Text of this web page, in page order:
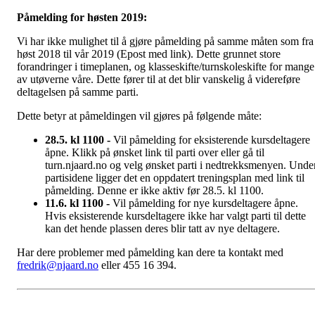
Påmelding for høsten 2019:
Vi har ikke mulighet til å gjøre påmelding på samme måten som fra
høst 2018 til vår 2019 (Epost med link). Dette grunnet store
forandringer i timeplanen, og klasseskifte/turnskoleskifte for mange
av utøverne våre. Dette fører til at det blir vanskelig å videreføre
deltagelsen på samme parti.
Dette betyr at påmeldingen vil gjøres på følgende måte:
28.5. kl 1100 - Vil påmelding for eksisterende kursdeltagere
åpne. Klikk på ønsket link til parti over eller gå til
turn.njaard.no og velg ønsket parti i nedtrekksmenyen.
partisidene ligger det en oppdatert treningsplan med link til
påmelding. Denne er ikke aktiv før 28.5. kl 1100.
11.6. kl 1100 - Vil påmelding for nye kursdeltagere åpne.
Hvis eksisterende kursdeltagere ikke har valgt parti til dette
kan det hende plassen deres blir tatt av nye deltagere.
Har dere problemer med påmelding kan dere ta kontakt med
fredrik@njaard.no eller 455 16 394.